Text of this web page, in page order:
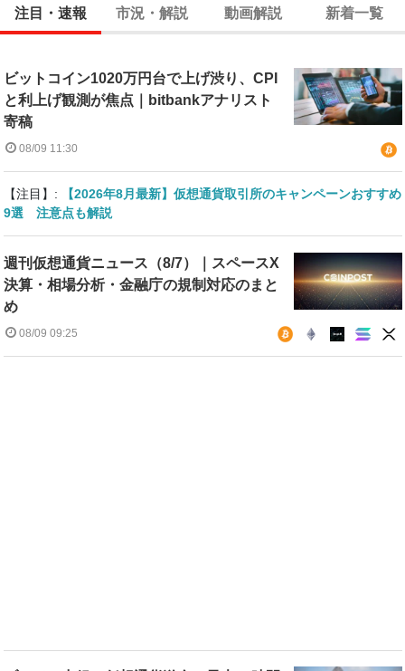
注目・速報 市況・解説 動画解説 新着一覧
ビットコイン1020万円台で上げ渋り、CPI
と利上げ観測が焦点｜bitbankアナリスト
寄稿
08/09 11:30
【注目】:
【2026年8月最新】仮想通貨取引所のキャンペーンおすすめ
9選 注意点も解説
週刊仮想通貨ニュース（8/7）｜スペースX
決算・相場分析・金融庁の規制対応のまと
め
08/09 09:25